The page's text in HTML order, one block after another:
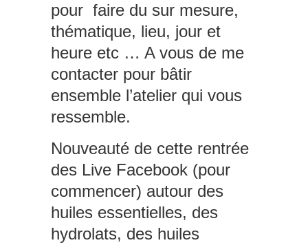
pour faire du sur mesure,
thématique, lieu, jour et
heure etc … A vous de me
contacter pour bâtir
ensemble l’atelier qui vous
ressemble.
Nouveauté de cette rentrée
des Live Facebook (pour
commencer) autour des
huiles essentielles, des
hydrolats, des huiles